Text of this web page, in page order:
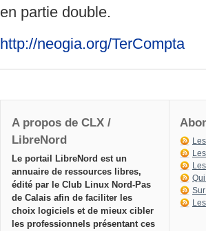
en partie double.
http://neogia.org/TerCompta
A propos de CLX /
LibreNord
Le portail LibreNord est un
annuaire de ressources libres,
édité par le Club Linux Nord-Pas
de Calais afin de faciliter les
choix logiciels et de mieux cibler
les professionnels présentant ces